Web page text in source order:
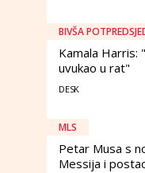
BIVŠA
Kamala Harris:
uvukao u rat"
DESK
MLS
Petar Musa s
Messija i